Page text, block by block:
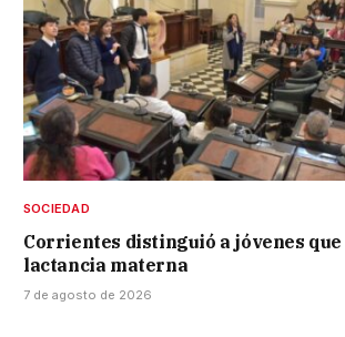
SOCIEDAD
Corrientes distinguió a jóvenes
lactancia materna
7 de agosto de 2026